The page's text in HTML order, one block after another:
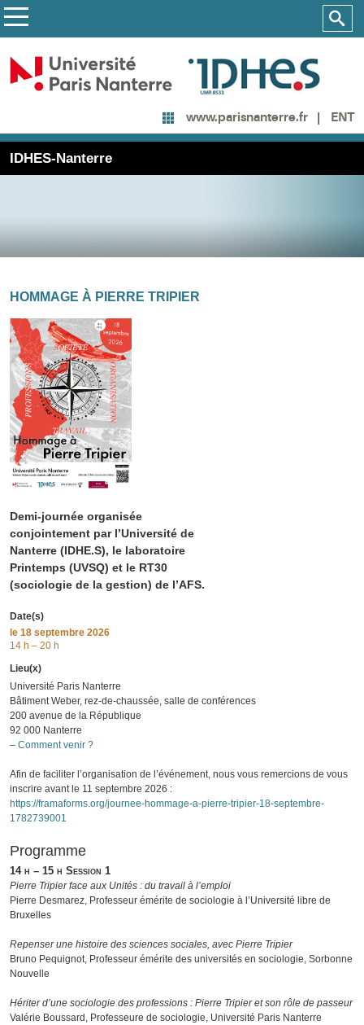
www.parisnanterre.fr ENT
IDHES-Nanterre
HOMMAGE À PIERRE TRIPIER
Demi-journée organisée
conjointement par l’Université de
Nanterre (IDHE.S), le laboratoire
Printemps (UVSQ) et le RT30
(sociologie de la gestion) de l’AFS.
Date(s)
le 18 septembre 2026
14 h – 20 h
Lieu(x)
Université Paris Nanterre
Bâtiment Weber, rez-de-chaussée, salle de conférences
200 avenue de la République
92 000 Nanterre
– Comment venir ?
Afin de faciliter l’organisation de l’événement, nous vous remercions de vous
inscrire avant le 11 septembre 2026 :
https://framaforms.org/journee-hommage-a-pierre-tripier-18-septembre-
1782739001
Programme
14 h – 15 h Session 1
Pierre Tripier face aux Unités : du travail à l’emploi
Pierre Desmarez, Professeur émérite de sociologie à l’Université libre de
Bruxelles
Repenser une histoire des sciences sociales, avec Pierre Tripier
Bruno Pequignot, Professeur émérite des universités en sociologie, Sorbonne
Nouvelle
Hériter d’une sociologie des professions : Pierre Tripier et son rôle de passeur
Valérie Boussard, Professeure de sociologie, Université Paris Nanterre